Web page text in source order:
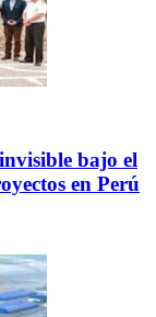
bajo el
en Perú